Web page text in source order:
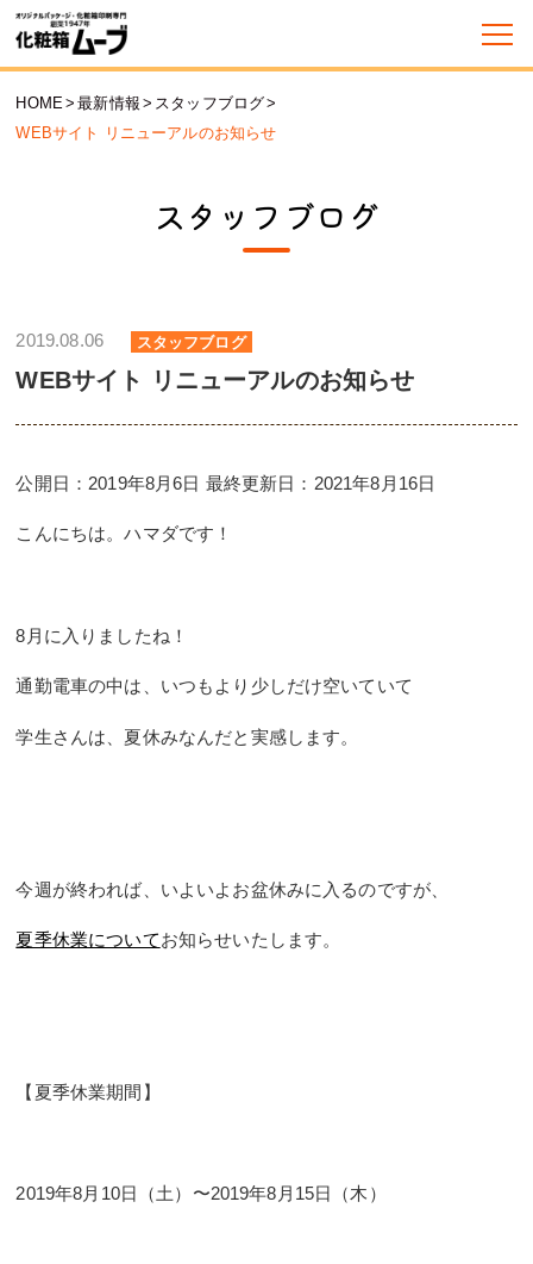
HOME> 最新情報 > スタッフブログ>
WEBサイト リニューアルのお知らせ
スタッフブログ
2019.08.06 スタッフブログ
WEBサイト リニューアルのお知らせ
公開日：2019年8月6日 最終更新日：2021年8月16日
こんにちは。ハマダです！
8月に入りましたね！
通勤電車の中は、いつもより少しだけ空いていて
学生さんは、夏休みなんだと実感します。
今週が終われば、いよいよお盆休みに入るのですが、
夏季休業についてお知らせいたします。
【夏季休業期間】
2019年8月10日（土）〜2019年8月15日（木）